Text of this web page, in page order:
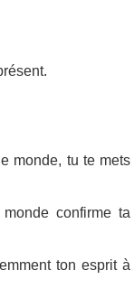
monde, tu te mets
confirme ta
ton esprit à